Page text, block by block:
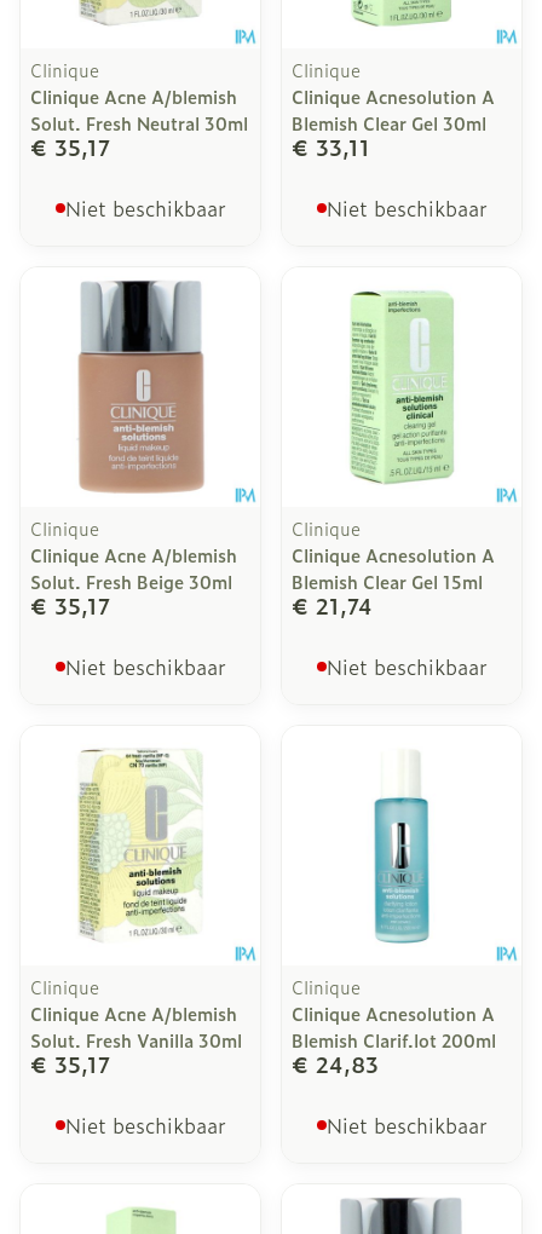
Clinique
Clinique Acne A/blemish
Solut. Fresh Neutral 30ml
€ 35,17
Niet beschikbaar
Clinique
Clinique Acnesolution A
Blemish Clear Gel 30ml
€ 33,11
Niet beschikbaar
Clinique
Clinique Acne A/blemish
Solut. Fresh Beige 30ml
€ 35,17
Niet beschikbaar
Clinique
Clinique Acnesolution A
Blemish Clear Gel 15ml
€ 21,74
Niet beschikbaar
Clinique
Clinique Acne A/blemish
Solut. Fresh Vanilla 30ml
€ 35,17
Niet beschikbaar
Clinique
Clinique Acnesolution A
Blemish Clarif.lot 200ml
€ 24,83
Niet beschikbaar